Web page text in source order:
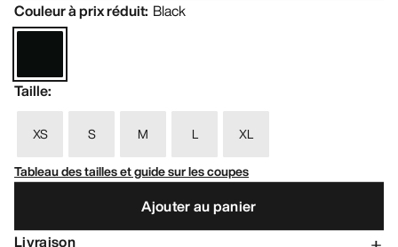
Couleur à prix réduit: Black
Taille:
XS S M L
XL
Tableau des tailles et guide sur les coupes
Ajouter au panier
Livraison